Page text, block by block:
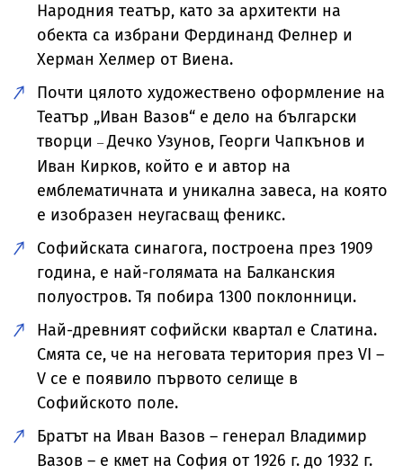
Народния театър, като за архитекти на
обекта са избрани Фердинанд Фелнер и
Херман Хелмер от Виена.
Почти цялото художествено оформление на
Театър „Иван Вазов“ е дело на български
творци –Дечко Узунов, Георги Чапкънов и
Иван Кирков, който е и автор на
емблематичната и уникална завеса, на която
е изобразен неугасващ феникс.
Софийската синагога, построена през 1909
година, е най-голямата на Балканския
полуостров. Тя побира 1300 поклонници.
Най-древният софийски квартал е Слатина.
Смята се, че на неговата територия през VI –
V се е появило първото селище в
Софийското поле.
Братът на Иван Вазов – генерал Владимир
Вазов – е кмет на София от 1926 г. до 1932 г.